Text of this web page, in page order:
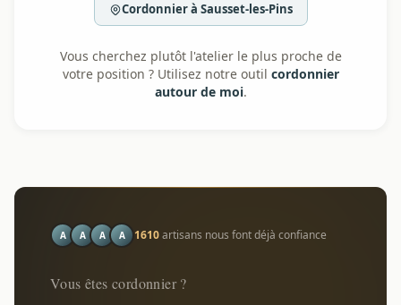
Cordonnier à Sausset-les-Pins
Vous cherchez plutôt l'atelier le plus proche de
votre position ? Utilisez notre outil cordonnier
autour de moi.
A A A A 1610artisans nous font déjà confiance
Vous êtes cordonnier ?